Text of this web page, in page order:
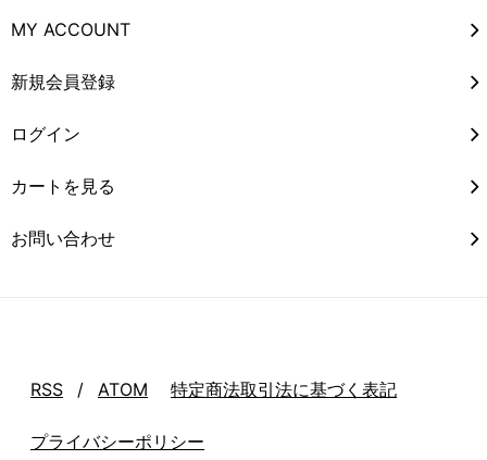
MY ACCOUNT
新規会員登録
ログイン
カートを見る
お問い合わせ
RSS / ATOM 特定商法取引法に基づく表記
プライバシーポリシー